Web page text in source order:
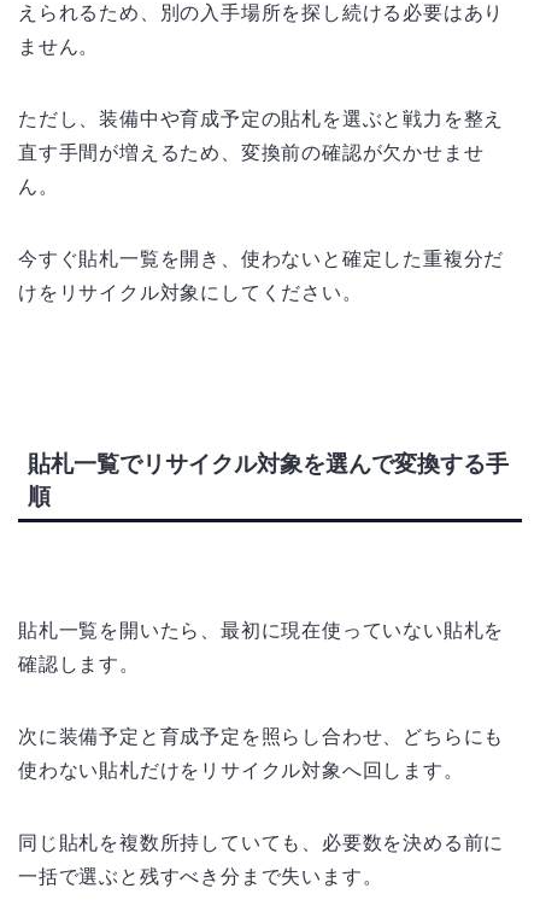
えられるため、別の入手場所を探し続ける必要はあり
ません。
ただし、装備中や育成予定の貼札を選ぶと戦力を整え
直す手間が増えるため、変換前の確認が欠かせませ
ん。
今すぐ貼札一覧を開き、使わないと確定した重複分だ
けをリサイクル対象にしてください。
貼札一覧でリサイクル対象を選んで変換する手
順
貼札一覧を開いたら、最初に現在使っていない貼札を
確認します。
次に装備予定と育成予定を照らし合わせ、どちらにも
使わない貼札だけをリサイクル対象へ回します。
同じ貼札を複数所持していても、必要数を決める前に
一括で選ぶと残すべき分まで失います。